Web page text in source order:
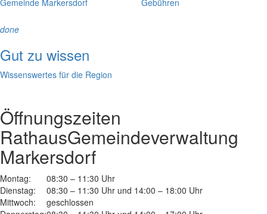
Gemeinde Markersdorf
Gebühren
done
Gut zu wissen
Wissenswertes für die Region
Öffnungszeiten
RathausGemeindeverwaltung
Markersdorf
Montag:
08:30 – 11:30 Uhr
Dienstag:
08:30 – 11:30 Uhr und 14:00 – 18:00 Uhr
Mittwoch:
geschlossen